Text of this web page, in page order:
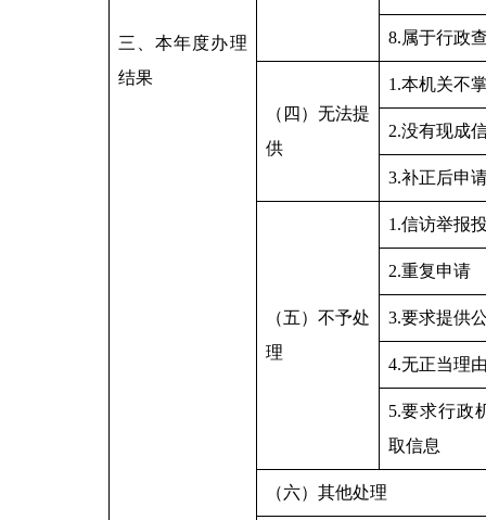
三、本年度办理
结果
8.属于行政
（四）无法提
供
1.本机关不
2.没有现成
3.补正后申
（五）不予处
理
1.信访举报
2.重复申请
3.要求提供
4.无正当理
5.要求行政
取信息
（六）其他处理